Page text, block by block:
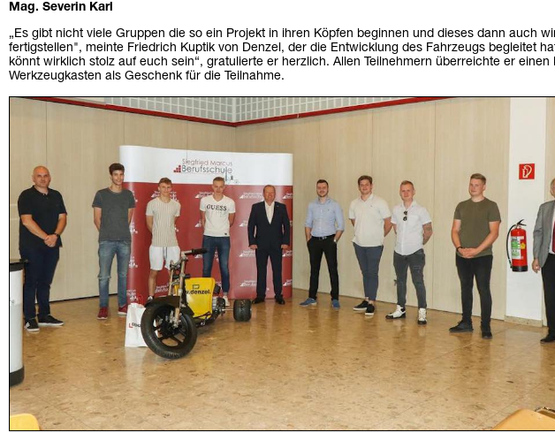
Mag. Severin Karl
„Es gibt nicht viele Gruppen die so ein Projekt in ihren Köpfen beginnen und dieses dann auch
fertigstellen", meinte Friedrich Kuptik von Denzel, der die Entwicklung des Fahrzeugs begleitet
könnt wirklich stolz auf euch sein“, gratulierte er herzlich. Allen Teilnehmern überreichte er einen
Werkzeugkasten als Geschenk für die Teilnahme.